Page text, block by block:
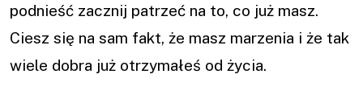
podnieść zacznij patrzeć na to, co już masz.
Ciesz się na sam fakt, że masz marzenia i że tak
wiele dobra już otrzymałeś od życia.